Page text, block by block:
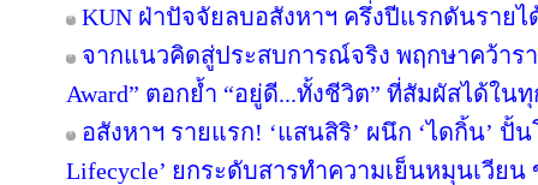
KUN ฝ่าปัจจัยลบอสังหาฯ ครึ่งปีแรกดันรายไ
จากแนวคิดสู่ประสบการณ์จริง พฤกษาคว้ารา
Award” ตอกย้ำ “อยู่ดี...ทั้งชีวิต” ที่สัมผัสได้ใน
อสังหาฯ รายแรก! ‘แสนสิริ’ ผนึก ‘ไดกิ้น’ ปั้น
Lifecycle’ ยกระดับสารทำความเย็นหมุนเวียน